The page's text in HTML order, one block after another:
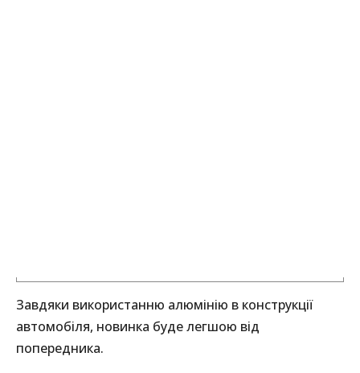
Завдяки використанню алюмінію в конструкції
автомобіля, новинка буде легшою від
попередника.